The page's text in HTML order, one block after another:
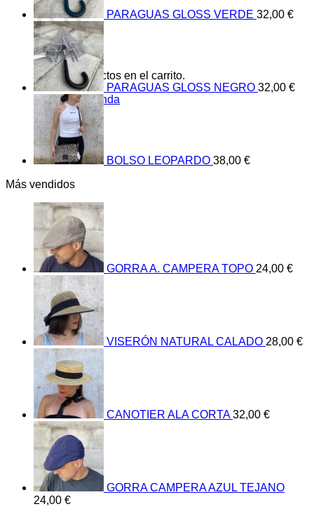
No hay productos en el carrito.
Volver a la tienda
PARAGUAS GLOSS VERDE 32,00 €
PARAGUAS GLOSS NEGRO 32,00 €
BOLSO LEOPARDO 38,00 €
Más vendidos
GORRA A. CAMPERA TOPO 24,00 €
VISERÓN NATURAL CALADO 28,00 €
CANOTIER ALA CORTA 32,00 €
GORRA CAMPERA AZUL TEJANO
24,00 €